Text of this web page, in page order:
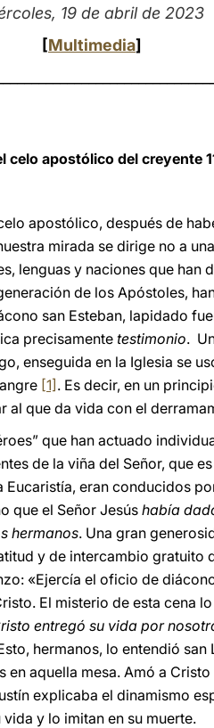
19 de abril de 2023
[Multimedia]
celo apostólico del creyente
apostólico, después de
mirada se dirige no a
lenguas y naciones que
de los Apóstoles,
san Esteban, lapidado
precisamentetestimonio.
enseguida en la Iglesia se
[1] . Es decir, en un
al que da vida con el
que han actuado
de la viña del Señor, que
eran conducidos
que el Señor Jesús había
hermanos. Una gran
y de intercambio gratuito
«Ejercía el oficio de
El misterio de esta cena
entregó su vida por
hermanos, lo entendió
aquella mesa. Amó a
explicaba el dinamismo
y lo imitan en su muerte.